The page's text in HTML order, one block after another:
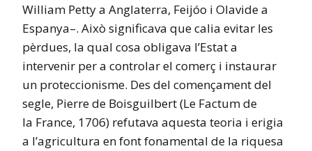
William Petty a Anglaterra, Feijóo i Olavide a
Espanya–. Això significava que calia evitar les
pèrdues, la qual cosa obligava l’Estat a
intervenir per a controlar el comerç i instaurar
un proteccionisme. Des del començament del
segle, Pierre de Boisguilbert (Le Factum de
la France, 1706) refutava aquesta teoria i erigia
a l’agricultura en font fonamental de la riquesa